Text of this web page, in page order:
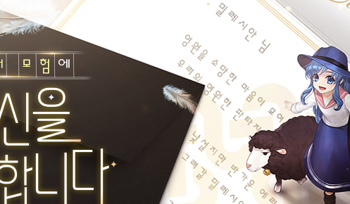
내 공지 오픈 이후 ~ 10월 9일(목) 오후 11시 59분까지
며, 넥슨ID당 최대 3회까지 참여하실 수 있습니다.
다
, 브라우저 종료 시 작성 중인 답변 내용이 저장되지 않습니다.
가능하지 않습니다.
하실 수 있으며,
시 참여 신청 항목에서 확인하실 수 있습니다.